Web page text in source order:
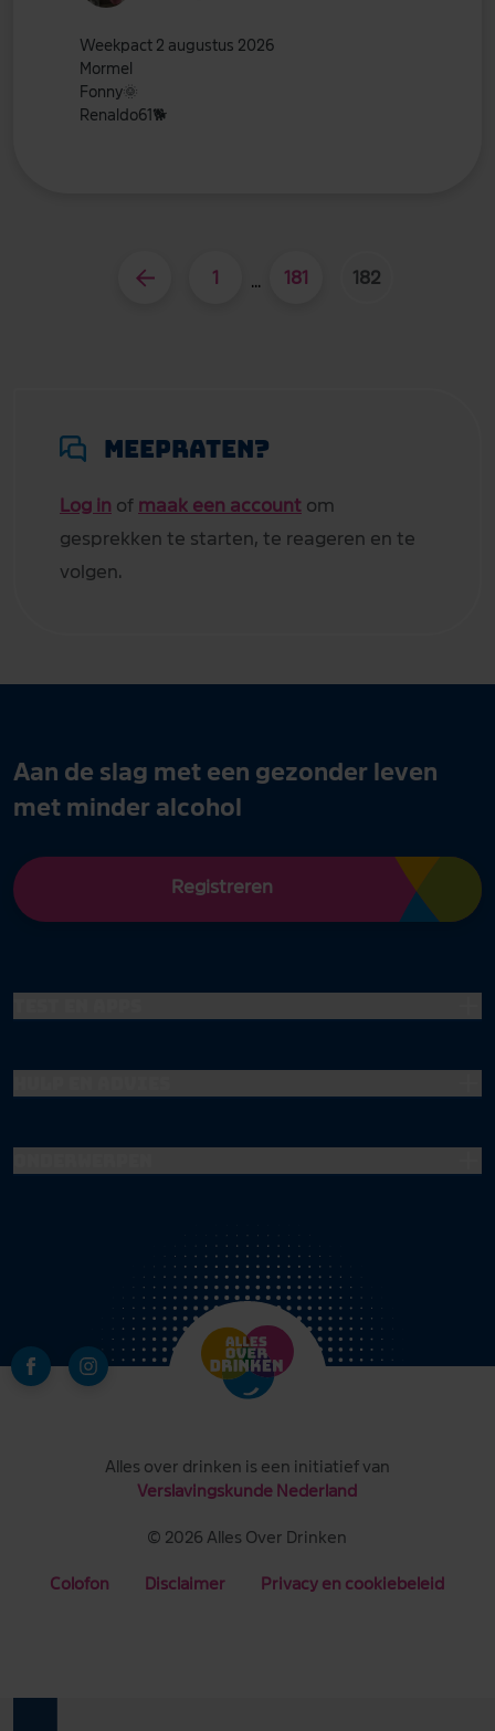
Weekpact 2 augustus 2026
Mormel
Fonny🌞
Renaldo61 🐕
1 ... 181 182
Meepraten?
Log in of maak een account om
gesprekken te starten, te reageren en te
volgen.
Aan de slag met een gezonder leven
met minder alcohol
Registreren
© 2026 Alles Over Drinken
Alles over drinken is een initiatief van
Verslavingskunde Nederland
Colofon Disclaimer Privacy en cookiebeleid